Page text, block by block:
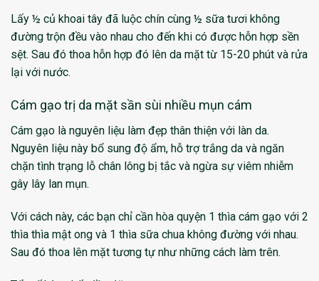
Lấy ½ củ khoai tây đã luộc chín cùng ½ sữa tươi không
đường trộn đều vào nhau cho đến khi có được hỗn hợp sền
sệt. Sau đó thoa hỗn hợp đó lên da mặt từ 15-20 phút và rửa
lại với nước.
Cám gạo trị da mặt sần sùi nhiều mụn cám
Cám gạo là nguyên liệu làm đẹp thân thiện với làn da.
Nguyên liệu này bổ sung độ ẩm, hỗ trợ trắng da và ngăn
chặn tình trạng lỗ chân lông bị tắc và ngừa sự viêm nhiễm
gây lây lan mụn.
Với cách này, các bạn chỉ cần hòa quyện 1 thìa cám gạo với 2
thìa thìa mật ong và 1 thìa sữa chua không đường với nhau.
Sau đó thoa lên mặt tương tự như những cách làm trên.